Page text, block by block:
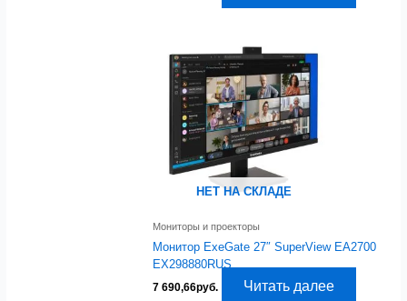
НЕТ НА СКЛАДЕ
Мониторы и проекторы
Монитор ExeGate 27″ SuperView EA2700
EX298880RUS
7 690,66руб. Читать далее